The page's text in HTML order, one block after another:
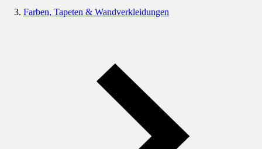
Farben, Tapeten & Wandverkleidungen